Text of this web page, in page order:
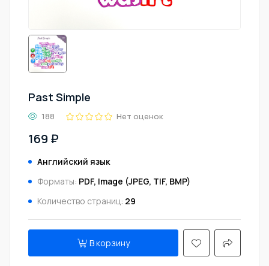
Past Simple
188 Нет оценок
169 ₽
Английский язык
Форматы: PDF, Image (JPEG, TIF, BMP)
Количество страниц: 29
В корзину